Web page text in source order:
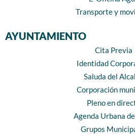
Transporte y
AYUNTAMIENTO
Cita Previa
Identidad
Saluda del
Corporación
Pleno en
Agenda Urbana
Grupos